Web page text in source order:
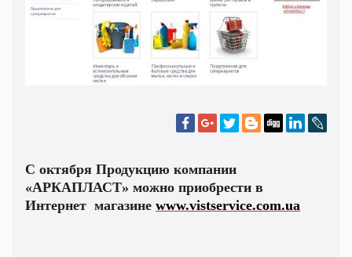
С октября Продукцию компании
«АРКАПЛАСТ» можно приобрести в
Интернет магазине www.vistservice.com.ua